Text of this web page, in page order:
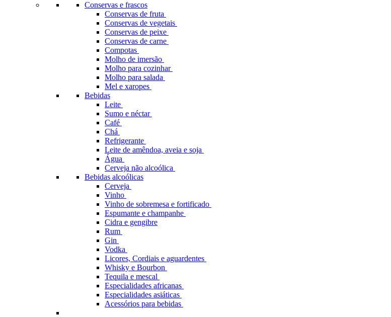
Conservas e frascos
Conservas de fruta
Conservas de vegetais
Conservas de peixe
Conservas de carne
Compotas
Molho de imersão
Molho para cozinhar
Molho para salada
Mel e xaropes
Bebidas
Leite
Sumo e néctar
Café
Chá
Refrigerante
Leite de amêndoa, aveia e soja
Água
Cerveja não alcoólica
Bebidas alcoólicas
Cerveja
Vinho
Vinho de sobremesa e fortificado
Espumante e champanhe
Cidra e gengibre
Rum
Gin
Vodka
Licores, Cordiais e aguardentes
Whisky e Bourbon
Tequila e mescal
Especialidades africanas
Especialidades asiáticas
Acessórios para bebidas